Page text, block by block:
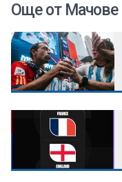
Още от Мачове